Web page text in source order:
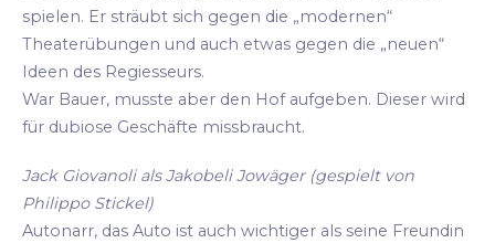
spielen. Er sträubt sich gegen die „modernen“
Theaterübungen und auch etwas gegen die „neuen“
Ideen des Regiesseurs.
War Bauer, musste aber den Hof aufgeben. Dieser wird
für dubiose Geschäfte missbraucht.
Jack Giovanoli als Jakobeli Jowäger (gespielt von
Philippo Stickel)
Autonarr, das Auto ist auch wichtiger als seine Freundin